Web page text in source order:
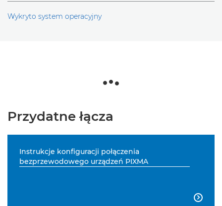
Wykryto system operacyjny
Przydatne łącza
Instrukcje konfiguracji połączenia
bezprzewodowego urządzeń PIXMA
